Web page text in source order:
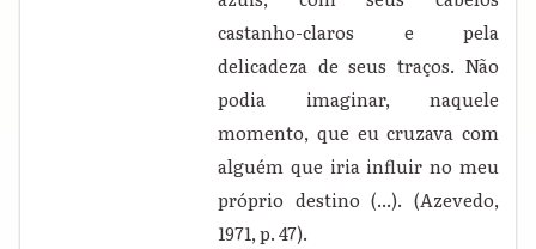
castanho-claros e pela
delicadeza de seus traços. Não
podia imaginar, naquele
momento, que eu cruzava com
alguém que iria influir no meu
próprio destino (...). (Azevedo,
1971, p. 47).